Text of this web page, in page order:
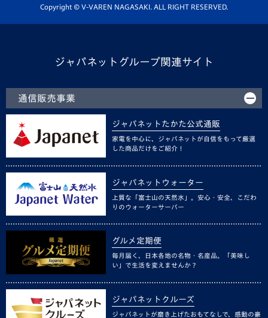
ホームタウン活動
Copyright © V-VAREN NAGASAKI. ALL RIGHT RESERVED.
ジャパネットグループ関連サイト
通信販売事業
ジャパネットたかた公式通販
家電を中心に、ジャパネットが自信をもって厳選
した商品だけをご紹介！
ジャパネットウォーター
上質な「富士山の天然水」。安心・安全、こだわ
りのウォーターサーバー
グルメ定期便
毎月届く、日本各地の名物・名産品。「美味し
い」で生活を変えませんか？
ジャパネットクルーズ
ジャパネットが磨き上げたおもてなしで、感動の豪